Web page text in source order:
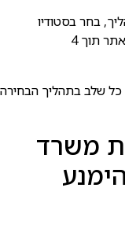
בחר בסטודיו
פיקסל וראה שיפור של 70% בכניסות לאתר תוך 4
שלב בתהליך הבחירה
משרד